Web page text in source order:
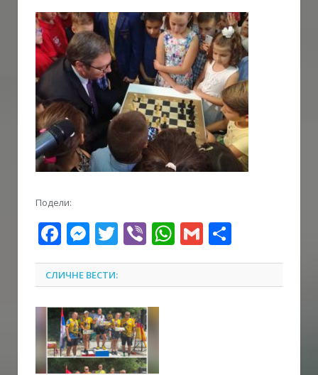
Подели:
Facebook
Messenger
Twitter
ViberWhatsApp
Gmail
СЛИЧНЕ ВЕСТИ: